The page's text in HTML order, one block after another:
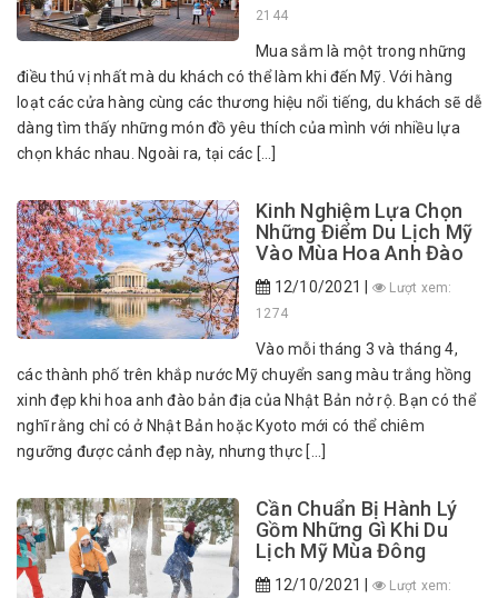
2144
Mua sắm là một trong những
điều thú vị nhất mà du khách có thể làm khi đến Mỹ. Với hàng
loạt các cửa hàng cùng các thương hiệu nổi tiếng, du khách sẽ dễ
dàng tìm thấy những món đồ yêu thích của mình với nhiều lựa
chọn khác nhau. Ngoài ra, tại các […]
Kinh Nghiệm Lựa Chọn
Những Điểm Du Lịch Mỹ
Vào Mùa Hoa Anh Đào
12/10/2021 |
Lượt xem:
1274
Vào mỗi tháng 3 và tháng 4,
các thành phố trên khắp nước Mỹ chuyển sang màu trắng hồng
xinh đẹp khi hoa anh đào bản địa của Nhật Bản nở rộ. Bạn có thể
nghĩ rằng chỉ có ở Nhật Bản hoặc Kyoto mới có thể chiêm
ngưỡng được cảnh đẹp này, nhưng thực […]
Cần Chuẩn Bị Hành Lý
Gồm Những Gì Khi Du
Lịch Mỹ Mùa Đông
12/10/2021 |
Lượt xem: